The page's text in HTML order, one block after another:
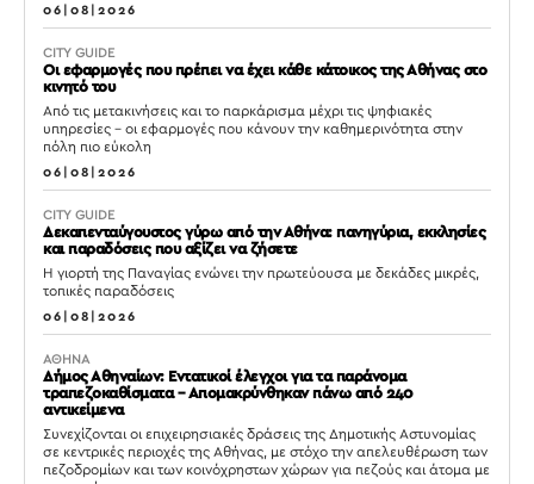
06|08|2026
CITY GUIDE
Οι εφαρμογές που πρέπει να έχει κάθε κάτοικος της Αθήνας στο
κινητό του
Από τις μετακινήσεις και το παρκάρισμα μέχρι τις ψηφιακές
υπηρεσίες – οι εφαρμογές που κάνουν την καθημερινότητα στην
πόλη πιο εύκολη
06|08|2026
CITY GUIDE
Δεκαπενταύγουστος γύρω από την Αθήνα: πανηγύρια, εκκλησίες
και παραδόσεις που αξίζει να ζήσετε
Η γιορτή της Παναγίας ενώνει την πρωτεύουσα με δεκάδες μικρές,
τοπικές παραδόσεις
06|08|2026
ΑΘΗΝΑ
Δήμος Αθηναίων: Εντατικοί έλεγχοι για τα παράνομα
τραπεζοκαθίσματα – Απομακρύνθηκαν πάνω από 240
αντικείμενα
Συνεχίζονται οι επιχειρησιακές δράσεις της Δημοτικής Αστυνομίας
σε κεντρικές περιοχές της Αθήνας, με στόχο την απελευθέρωση των
πεζοδρομίων και των κοινόχρηστων χώρων για πεζούς και άτομα με